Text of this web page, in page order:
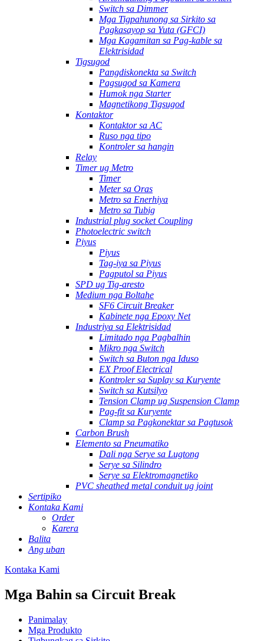
Switch sa Dimmer
Mga Tigpahunong sa Sirkito sa
Pagkasayop sa Yuta (GFCI)
Mga Kagamitan sa Pag-kable sa
Elektrisidad
Tigsugod
Pangdiskonekta sa Switch
Pagsugod sa Kamera
Humok nga Starter
Magnetikong Tigsugod
Kontaktor
Kontaktor sa AC
Ruso nga tipo
Kontroler sa hangin
Relay
Timer ug Metro
Timer
Meter sa Oras
Metro sa Enerhiya
Metro sa Tubig
Industrial plug socket Coupling
Photoelectric switch
Piyus
Piyus
Tag-iya sa Piyus
Pagputol sa Piyus
SPD ug Tig-aresto
Medium nga Boltahe
SF6 Circuit Breaker
Kabinete nga Epoxy Net
Industriya sa Elektrisidad
Limitado nga Pagbalhin
Mikro nga Switch
Switch sa Buton nga Iduso
EX Proof Electrical
Kontroler sa Suplay sa Kuryente
Switch sa Kutsilyo
Tension Clamp ug Suspension Clamp
Pag-fit sa Kuryente
Clamp sa Pagkonektar sa Pagtusok
Carbon Brush
Elemento sa Pneumatiko
Dali nga Serye sa Lugtong
Serye sa Silindro
Serye sa Elektromagnetiko
PVC sheathed metal conduit ug joint
Sertipiko
Kontaka Kami
Order
Karera
Balita
Ang uban
Kontaka Kami
Mga Bahin sa Circuit Break
Panimalay
Mga Produkto